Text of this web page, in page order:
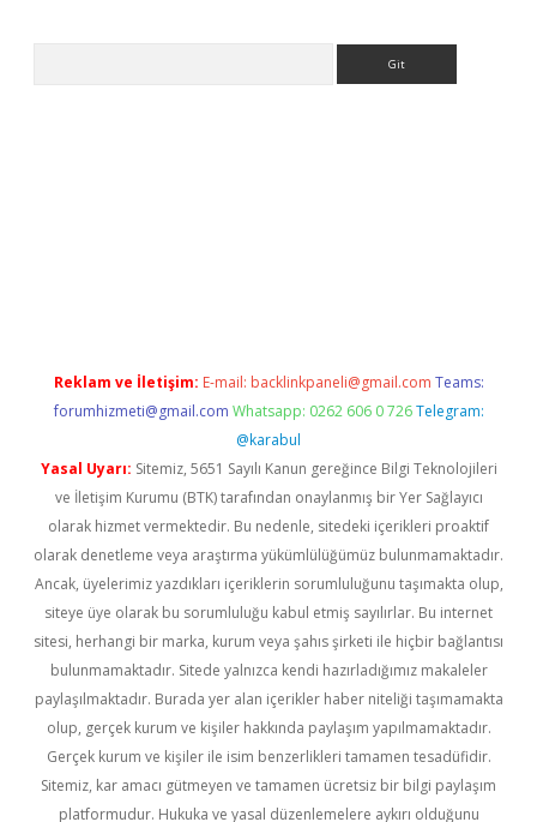
Reklam ve İletişim: E-mail: backlinkpaneli@gmail.com Teams:
forumhizmeti@gmail.com Whatsapp: 0262 606 0 726 Telegram:
@karabul
Yasal Uyarı: Sitemiz, 5651 Sayılı Kanun gereğince Bilgi Teknolojileri
ve İletişim Kurumu (BTK) tarafından onaylanmış bir Yer Sağlayıcı
olarak hizmet vermektedir. Bu nedenle, sitedeki içerikleri proaktif
olarak denetleme veya araştırma yükümlülüğümüz bulunmamaktadır.
Ancak, üyelerimiz yazdıkları içeriklerin sorumluluğunu taşımakta olup,
siteye üye olarak bu sorumluluğu kabul etmiş sayılırlar. Bu internet
sitesi, herhangi bir marka, kurum veya şahıs şirketi ile hiçbir bağlantısı
bulunmamaktadır. Sitede yalnızca kendi hazırladığımız makaleler
paylaşılmaktadır. Burada yer alan içerikler haber niteliği taşımamakta
olup, gerçek kurum ve kişiler hakkında paylaşım yapılmamaktadır.
Gerçek kurum ve kişiler ile isim benzerlikleri tamamen tesadüfidir.
Sitemiz, kar amacı gütmeyen ve tamamen ücretsiz bir bilgi paylaşım
platformudur. Hukuka ve yasal düzenlemelere aykırı olduğunu